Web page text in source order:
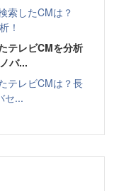
索したCMは？
！
テレビCMを分析
バ...
テレビCMは？長
セ...